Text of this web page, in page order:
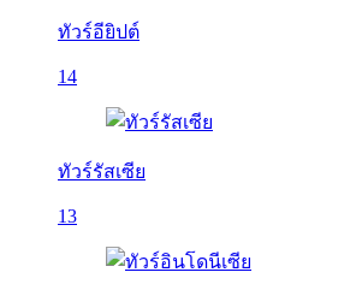
ทัวร์อียิปต์
14
ทัวร์รัสเซีย
13